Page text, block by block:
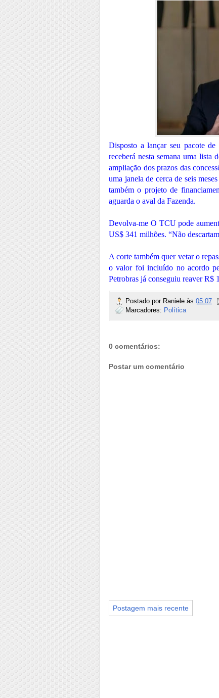
Disposto a lançar seu pacote
receberá nesta semana uma lista
ampliação dos prazos das
uma janela de cerca de seis
também o projeto de
aguarda o aval da Fazenda.
Devolva-me O TCU pode
US$ 341 milhões. “Não
A corte também quer vetar o
o valor foi incluído no acordo
Petrobras já conseguiu reaver R$
Postado por Raniele às 05:07
Marcadores: Política
0 comentários:
Postar um comentário
Postagem mais recente